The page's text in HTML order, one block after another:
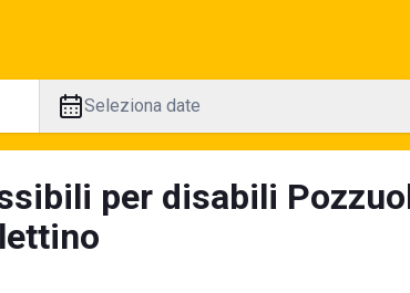
Seleziona date
per disabili